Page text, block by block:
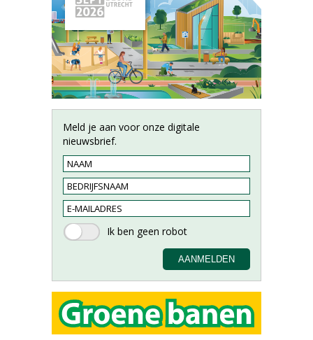
Meld je aan voor onze digitale
nieuwsbrief.